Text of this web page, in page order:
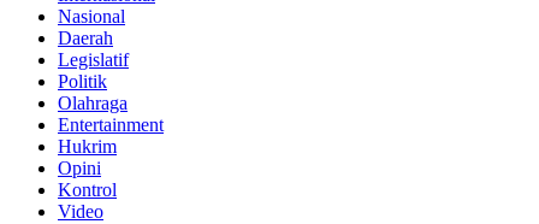
Nasional
Daerah
Legislatif
Politik
Olahraga
Entertainment
Hukrim
Opini
Kontrol
Video